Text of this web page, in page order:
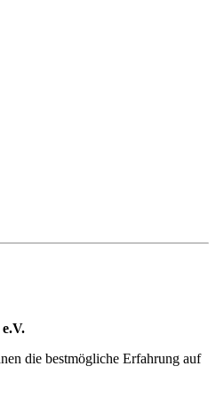
die bestmögliche Erfahrung auf